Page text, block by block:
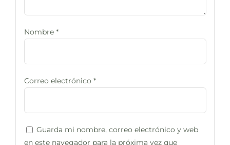
Nombre *
Correo electrónico *
Guarda mi nombre, correo electrónico y web
en este navegador para la próxima vez que